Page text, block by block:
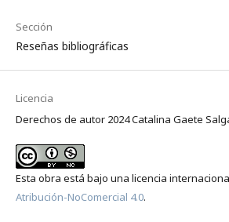
Sección
Reseñas bibliográficas
Licencia
Derechos de autor 2024 Catalina Gaete
Esta obra está bajo una licencia
Atribución-NoComercial 4.0.